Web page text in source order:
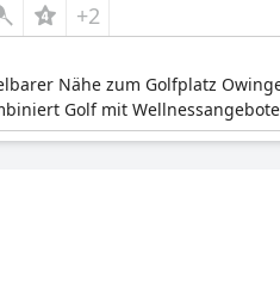
+2
Nähe zum Golfplatz
Golf mit